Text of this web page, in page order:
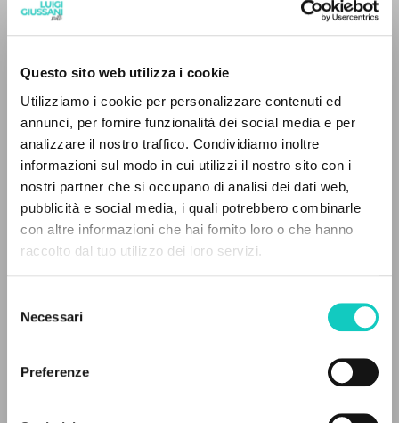
Questo sito web utilizza i cookie
Utilizziamo i cookie per personalizzare contenuti ed
annunci, per fornire funzionalità dei social media e per
analizzare il nostro traffico. Condividiamo inoltre
informazioni sul modo in cui utilizzi il nostro sito con i
nostri partner che si occupano di analisi dei dati web,
pubblicità e social media, i quali potrebbero combinarle
con altre informazioni che hai fornito loro o che hanno
raccolto dal tuo utilizzo dei loro servizi.
delNecessari
Preferenze
Giussani Luigi Author
Kopteva M.Copy Editor
Mazzola ElenaTechnical editor
Christianskaja Rossija
2010
THE PROJECT
bibliographic references, full texts in 5
languages, and dedicated thematic sections.